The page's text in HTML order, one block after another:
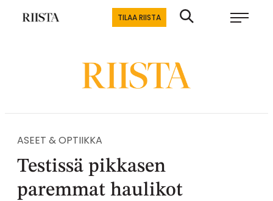
Siirry
Riistalehti.fi
TILAA RIISTA
ASEET & OPTIIKKA
Testissä pikkasen
paremmat haulikot